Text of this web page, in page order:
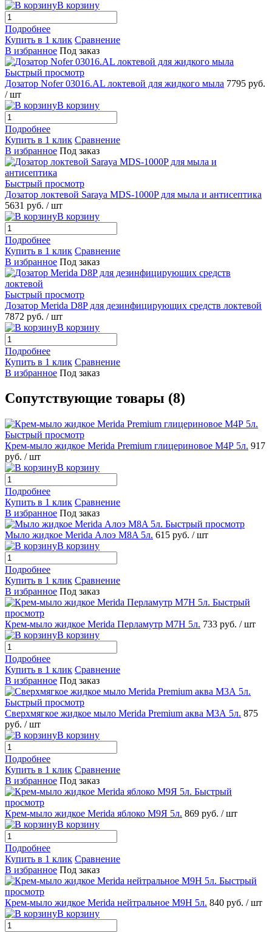
В корзину
Подробнее
Купить в 1 клик Сравнение
В избранное Под заказ
Быстрый просмотр
Дозатор Nofer 03016.AL локтевой для жидкого мыла 7795 руб.
/ шт
В корзину
Подробнее
Купить в 1 клик Сравнение
В избранное Под заказ
Быстрый просмотр
Дозатор локтевой Saraya MDS-1000P для мыла и антисептика
5631 руб. / шт
В корзину
Подробнее
Купить в 1 клик Сравнение
В избранное Под заказ
Быстрый просмотр
Дозатор Merida D8P для дезинфицирующих средств локтевой
7872 руб. / шт
В корзину
Подробнее
Купить в 1 клик Сравнение
В избранное Под заказ
Сопутствующие товары (8)
Быстрый просмотр
Крем-мыло жидкое Merida Premium глицериновое M4Р 5л. 917
руб. / шт
В корзину
Подробнее
Купить в 1 клик Сравнение
В избранное Под заказ
Быстрый просмотр
Мыло жидкое Merida Алоэ M8A 5л. 615 руб. / шт
В корзину
Подробнее
Купить в 1 клик Сравнение
В избранное Под заказ
Быстрый
просмотр
Крем-мыло жидкое Merida Перламутр M7H 5л. 733 руб. / шт
В корзину
Подробнее
Купить в 1 клик Сравнение
В избранное Под заказ
Быстрый просмотр
Сверхмягкое жидкое мыло Merida Premium аква M3А 5л. 875
руб. / шт
В корзину
Подробнее
Купить в 1 клик Сравнение
В избранное Под заказ
Быстрый
просмотр
Крем-мыло жидкое Merida яблоко M9Я 5л. 869 руб. / шт
В корзину
Подробнее
Купить в 1 клик Сравнение
В избранное Под заказ
Быстрый
просмотр
Крем-мыло жидкое Merida нейтральное M9Н 5л. 840 руб. / шт
В корзину